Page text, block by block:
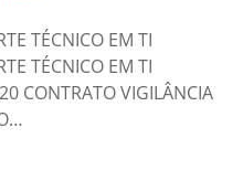
TÉCNICO EM TI
TÉCNICO EM TI
CONTRATO VIGILÂNCIA